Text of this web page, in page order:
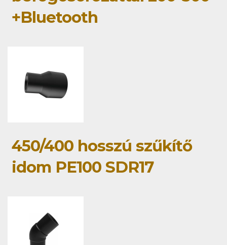
+Bluetooth
450/400 hosszú szűkítő
idom PE100 SDR17